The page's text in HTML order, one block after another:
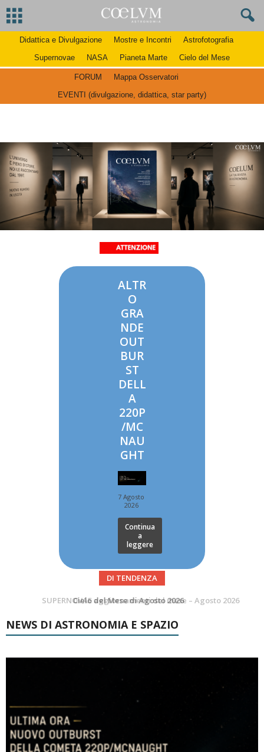
Didattica e Divulgazione Mostre e Incontri
Astrofotografia
Supernovae
NASA Pianeta Marte Cielo del Mese
FORUM
Mappa Osservatori
EVENTI (divulgazione, didattica, star party)
ALTR
O
GRA
NDE
OUT
BUR
ST
DELL
A
220P
/MC
NAU
GHT
7 Agosto
2026
Continua
a
leggere
DI TENDENZA
SUPERNOVAE aggiornamenti del mese – Agosto 2026
NEWS DI ASTRONOMIA E SPAZIO